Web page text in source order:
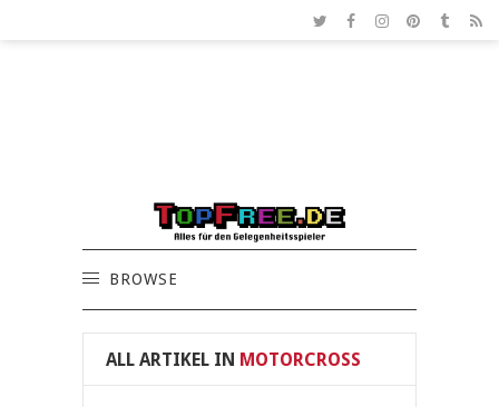
BROWSE
ALL ARTIKEL IN MOTORCROSS